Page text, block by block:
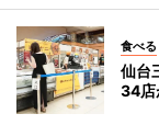
食べる
仙台
34店